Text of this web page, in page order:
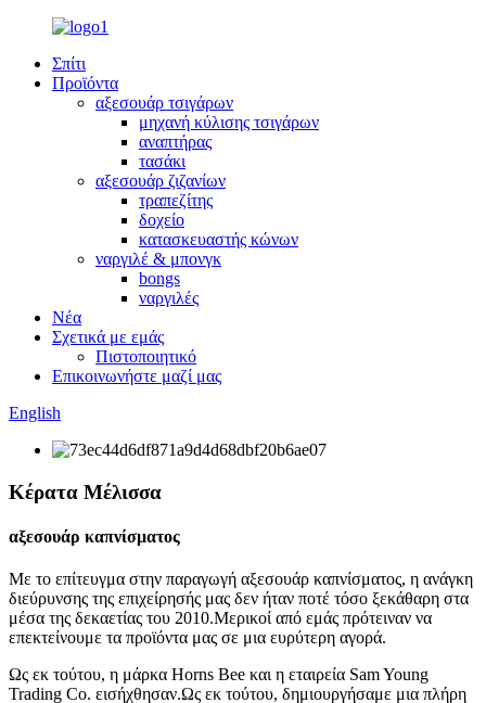
Σπίτι
Προϊόντα
αξεσουάρ τσιγάρων
μηχανή κύλισης τσιγάρων
αναπτήρας
τασάκι
αξεσουάρ ζιζανίων
τραπεζίτης
δοχείο
κατασκευαστής κώνων
ναργιλέ & μπονγκ
bongs
ναργιλές
Νέα
Σχετικά με εμάς
Πιστοποιητικό
Επικοινωνήστε μαζί μας
English
Κέρατα Μέλισσα
αξεσουάρ καπνίσματος
Με το επίτευγμα στην παραγωγή αξεσουάρ καπνίσματος, η ανάγκη
διεύρυνσης της επιχείρησής μας δεν ήταν ποτέ τόσο ξεκάθαρη στα
μέσα της δεκαετίας του 2010.Μερικοί από εμάς πρότειναν να
επεκτείνουμε τα προϊόντα μας σε μια ευρύτερη αγορά.
Ως εκ τούτου, η μάρκα Horns Bee και η εταιρεία Sam Young
Trading Co. εισήχθησαν.Ως εκ τούτου, δημιουργήσαμε μια πλήρη